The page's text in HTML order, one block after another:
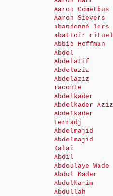
Aaron Cometbus
Aaron Sievers
abandonné lors
abattoir rituel
Abbie Hoffman
Abdel
Abdelatif
Abdelaziz
Abdelaziz
raconte
Abdelkader
Abdelkader Aziz
Abdelkader
Ferradj
Abdelmajid
Abdelmajid
Kalai
Abdil
Abdoulaye Wade
Abdul Kader
Abdulkarim
Abdullah